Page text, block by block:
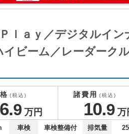
ａｙ／デジタルイ
ビーム／レーダーク
(税込)
9 万円
諸費用 (税込)
10.9 万
車検 車検整備付 排気量